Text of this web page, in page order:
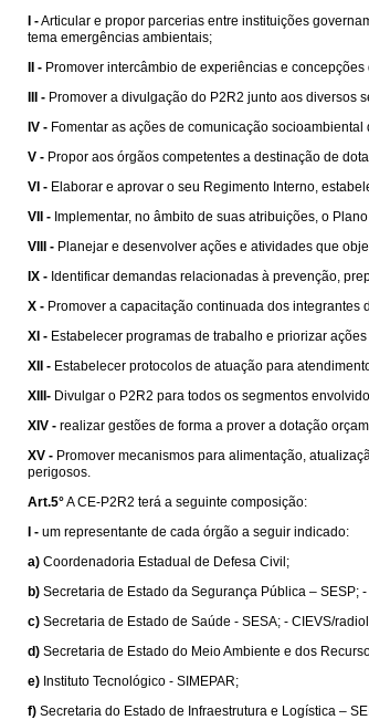
I -Articular e propor parcerias entre instituições
tema emergências ambientais;
II - Promover intercâmbio de experiências e
III - Promover a divulgação do P2R2 junto aos diversos
IV - Fomentar as ações de comunicação
V - Propor aos órgãos competentes a destinação de
VI - Elaborar e aprovar o seu Regimento Interno,
VII - Implementar, no âmbito de suas atribuições, o
VIII - Planejar e desenvolver ações e atividades que
IX - Identificar demandas relacionadas à prevenção,
X - Promover a capacitação continuada dos integrantes
XI - Estabelecer programas de trabalho e priorizar
XII - Estabelecer protocolos de atuação para
XIII- Divulgar o P2R2 para todos os segmentos
XIV - realizar gestões de forma a prover a dotação
XV - Promover mecanismos para alimentação,
perigosos.
Art.5°A CE-P2R2 terá a seguinte composição:
I - um representante de cada órgão a seguir indicado:
a) Coordenadoria Estadual de Defesa Civil;
b) Secretaria de Estado da Segurança Pública –
c) Secretaria de Estado de Saúde - SESA; - CIEVS/
d) Secretaria de Estado do Meio Ambiente e dos
e) Instituto Tecnológico - SIMEPAR;
f) Secretaria do Estado de Infraestrutura e Logística –